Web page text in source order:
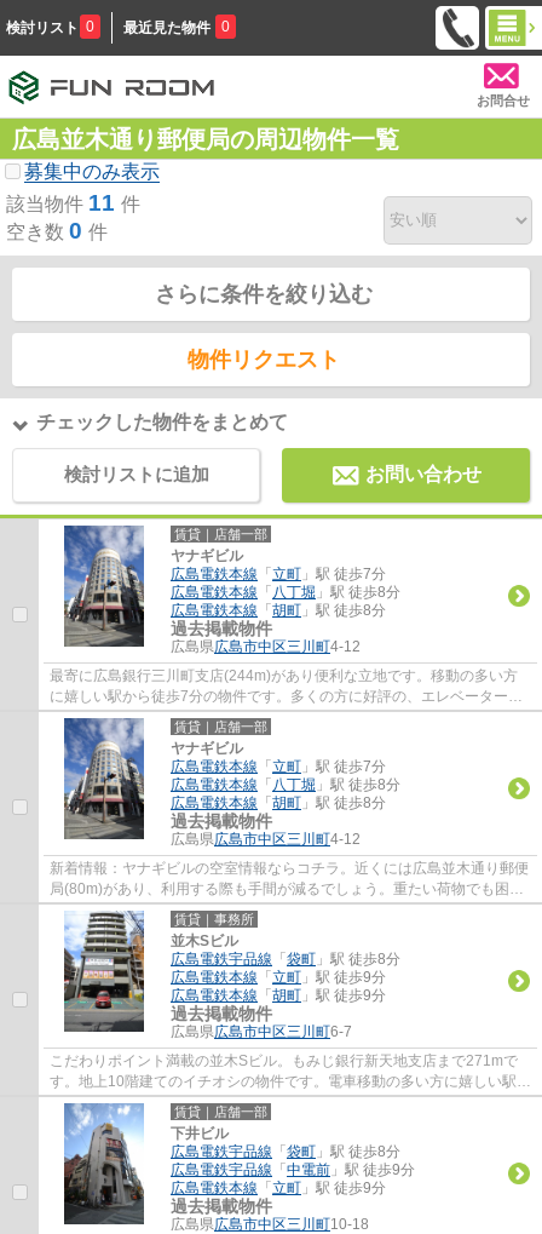
検討リスト 0 最近見た物件 0
お問合せ
広島並木通り郵便局の周辺物件一覧
募集中のみ表示
該当物件 11 件
空き数 0 件
さらに条件を絞り込む
物件リクエスト
チェックした物件をまとめて
検討リストに追加 お問い合わせ
賃貸｜店舗一部
ヤナギビル
広島電鉄本線 「 立町 」駅 徒歩7分
広島電鉄本線 「 八丁堀 」駅 徒歩8分
広島電鉄本線 「 胡町 」駅 徒歩8分
過去掲載物件
広島県広島市中区三川町4-12
最寄に広島銀行三川町支店(244m)があり便利な立地です。移動の多い方
に嬉しい駅から徒歩7分の物件です。多くの方に好評の、エレベーター付
き物件となっています。300メートルほどの距...
賃貸｜店舗一部
ヤナギビル
広島電鉄本線 「 立町 」駅 徒歩7分
広島電鉄本線 「 八丁堀 」駅 徒歩8分
広島電鉄本線 「 胡町 」駅 徒歩8分
過去掲載物件
広島県広島市中区三川町4-12
新着情報：ヤナギビルの空室情報ならコチラ。近くには広島並木通り郵便
局(80m)があり、利用する際も手間が減るでしょう。重たい荷物でも困ら
ないエレベーター付き物件。日常で不自由を...
賃貸｜事務所
並木Sビル
広島電鉄宇品線 「 袋町 」駅 徒歩8分
広島電鉄本線 「 立町 」駅 徒歩9分
広島電鉄本線 「 胡町 」駅 徒歩9分
過去掲載物件
広島県広島市中区三川町6-7
こだわりポイント満載の並木Sビル。もみじ銀行新天地支店まで271mで
す。地上10階建てのイチオシの物件です。電車移動の多い方に嬉しい駅か
ら徒歩8分の物件です。エレベーター付きの物...
賃貸｜店舗一部
下井ビル
広島電鉄宇品線 「 袋町 」駅 徒歩8分
広島電鉄宇品線 「 中電前 」駅 徒歩9分
広島電鉄本線 「 立町 」駅 徒歩9分
過去掲載物件
広島県広島市中区三川町10-18